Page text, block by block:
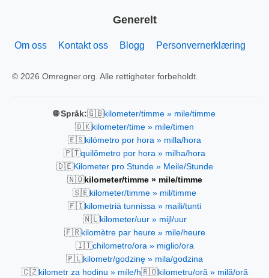
Generelt
Om oss Kontakt oss Blogg Personvernerklæring
© 2026 Omregner.org. Alle rettigheter forbeholdt.
🌐 Språk:🇬🇧kilometer/timme » mile/timme
🇩🇰kilometer/time » mile/timen
🇪🇸kilómetro por hora » milla/hora
🇵🇹quilômetro por hora » milha/hora
🇩🇪Kilometer pro Stunde » Meile/Stunde
🇳🇴kilometer/timme » mile/timme
🇸🇪kilometer/timme » mil/timme
🇫🇮kilometriä tunnissa » maili/tunti
🇳🇱kilometer/uur » mijl/uur
🇫🇷kilomètre par heure » mile/heure
🇮🇹chilometro/ora » miglio/ora
🇵🇱kilometr/godzinę » mila/godzina
🇨🇿kilometr za hodinu » míle/h🇷🇴kilometru/oră » milă/oră